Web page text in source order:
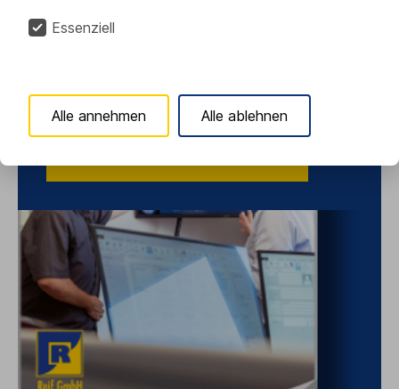
Essenziell
Alle annehmen Alle ablehnen